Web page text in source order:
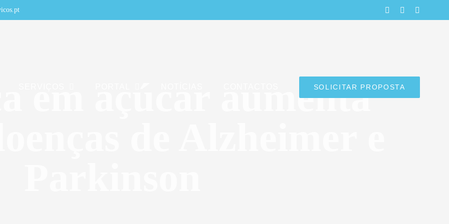
LinkedInFacebook
SOLICITAR PROPOSTA
em açúcar aumenta